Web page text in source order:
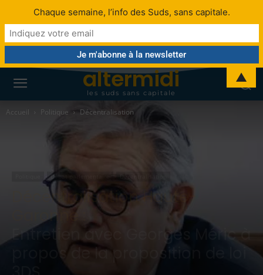
altermidi
les suds sans capitale
Accueil Politique Décentralisation
Débat parlementaire Décentralisation
Décentralisation Haute-
Garonne :
Entretien avec Georges Méric à
propos de la proposition de loi
Chaque semaine, l’info des Suds, sans capitale.
▲